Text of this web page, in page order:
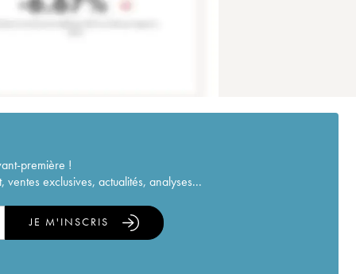
première !
exclusives, actualités, analyses...
JE M'INSCRIS